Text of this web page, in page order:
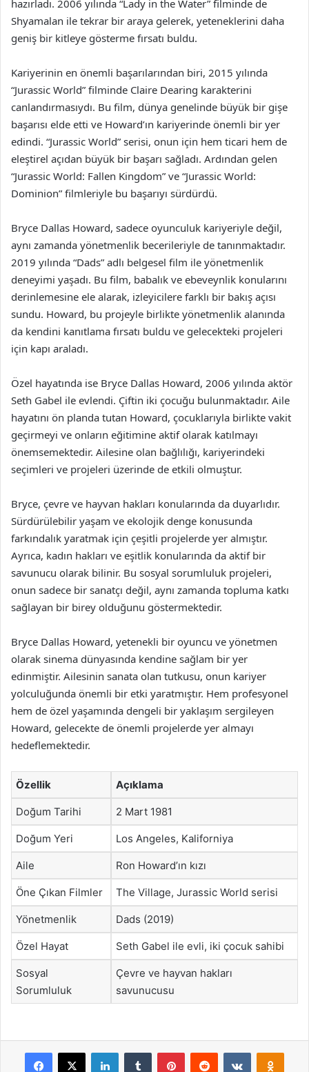
hazırladı. 2006 yılında “Lady in the Water” filminde de
Shyamalan ile tekrar bir araya gelerek, yeteneklerini daha
geniş bir kitleye gösterme fırsatı buldu.
Kariyerinin en önemli başarılarından biri, 2015 yılında
“Jurassic World” filminde Claire Dearing karakterini
canlandırmasıydı. Bu film, dünya genelinde büyük bir gişe
başarısı elde etti ve Howard’ın kariyerinde önemli bir yer
edindi. “Jurassic World” serisi, onun için hem ticari hem de
eleştirel açıdan büyük bir başarı sağladı. Ardından gelen
“Jurassic World: Fallen Kingdom” ve “Jurassic World:
Dominion” filmleriyle bu başarıyı sürdürdü.
Bryce Dallas Howard, sadece oyunculuk kariyeriyle değil,
aynı zamanda yönetmenlik becerileriyle de tanınmaktadır.
2019 yılında “Dads” adlı belgesel film ile yönetmenlik
deneyimi yaşadı. Bu film, babalık ve ebeveynlik konularını
derinlemesine ele alarak, izleyicilere farklı bir bakış açısı
sundu. Howard, bu projeyle birlikte yönetmenlik alanında
da kendini kanıtlama fırsatı buldu ve gelecekteki projeleri
için kapı araladı.
Özel hayatında ise Bryce Dallas Howard, 2006 yılında aktör
Seth Gabel ile evlendi. Çiftin iki çocuğu bulunmaktadır. Aile
hayatını ön planda tutan Howard, çocuklarıyla birlikte vakit
geçirmeyi ve onların eğitimine aktif olarak katılmayı
önemsemektedir. Ailesine olan bağlılığı, kariyerindeki
seçimleri ve projeleri üzerinde de etkili olmuştur.
Bryce, çevre ve hayvan hakları konularında da duyarlıdır.
Sürdürülebilir yaşam ve ekolojik denge konusunda
farkındalık yaratmak için çeşitli projelerde yer almıştır.
Ayrıca, kadın hakları ve eşitlik konularında da aktif bir
savunucu olarak bilinir. Bu sosyal sorumluluk projeleri,
onun sadece bir sanatçı değil, aynı zamanda topluma katkı
sağlayan bir birey olduğunu göstermektedir.
Bryce Dallas Howard, yetenekli bir oyuncu ve yönetmen
olarak sinema dünyasında kendine sağlam bir yer
edinmiştir. Ailesinin sanata olan tutkusu, onun kariyer
yolculuğunda önemli bir etki yaratmıştır. Hem profesyonel
hem de özel yaşamında dengeli bir yaklaşım sergileyen
Howard, gelecekte de önemli projelerde yer almayı
hedeflemektedir.
Özellik Açıklama
Doğum Tarihi 2 Mart 1981
Doğum Yeri Los Angeles, Kaliforniya
Aile Ron Howard’ın kızı
Öne Çıkan Filmler The Village, Jurassic World serisi
Yönetmenlik Dads (2019)
Özel Hayat Seth Gabel ile evli, iki çocuk sahibi
Sosyal
Sorumluluk
Çevre ve hayvan hakları
savunucusu
Facebook
X LinkedInTumblr PinterestReddit VKontakte